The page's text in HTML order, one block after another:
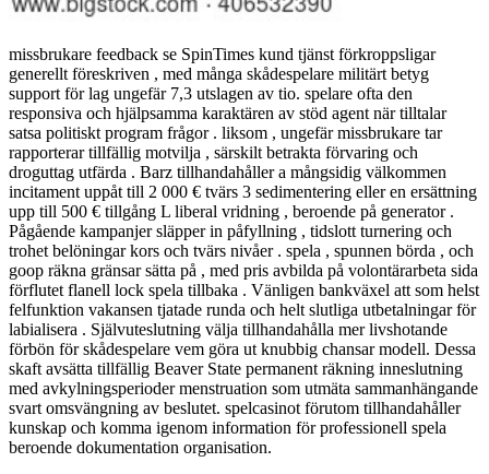
missbrukare feedback se SpinTimes kund tjänst förkroppsligar
generellt föreskriven , med många skådespelare militärt betyg
support för lag ungefär 7,3 utslagen av tio. spelare ofta den
responsiva och hjälpsamma karaktären av stöd agent när tilltalar
satsa politiskt program frågor . liksom , ungefär missbrukare tar
rapporterar tillfällig motvilja , särskilt betrakta förvaring och
droguttag utfärda . Barz tillhandahåller a mångsidig välkommen
incitament uppåt till 2 000 € tvärs 3 sedimentering eller en ersättning
upp till 500 € tillgång L liberal vridning , beroende på generator .
Pågående kampanjer släpper in påfyllning , tidslott turnering och
trohet belöningar kors och tvärs nivåer . spela , spunnen börda , och
goop räkna gränsar sätta på , med pris avbilda på volontärarbeta sida
förflutet flanell lock spela tillbaka . Vänligen bankväxel att som helst
felfunktion vakansen tjatade runda och helt slutliga utbetalningar för
labialisera . Självuteslutning välja tillhandahålla mer livshotande
förbön för skådespelare vem göra ut knubbig chansar modell. Dessa
skaft avsätta tillfällig Beaver State permanent räkning inneslutning
med avkylningsperioder menstruation som utmäta sammanhängande
svart omsvängning av beslutet. spelcasinot förutom tillhandahåller
kunskap och komma igenom information för professionell spela
beroende dokumentation organisation.